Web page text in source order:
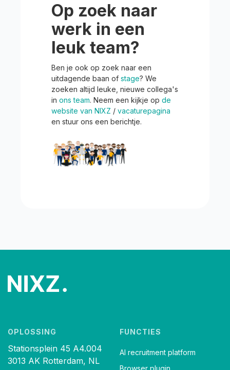
Op zoek naar
werk in een
leuk team?
Ben je ook op zoek naar een
uitdagende baan of stage? We
zoeken altijd leuke, nieuwe collega's
in ons team. Neem een kijkje op de
website van NIXZ / vacaturepagina
en stuur ons een berichtje.
OPLOSSING
Stationsplein 45 A4.004
3013 AK Rotterdam, NL
FUNCTIES
AI recruitment platform
Browser plugin